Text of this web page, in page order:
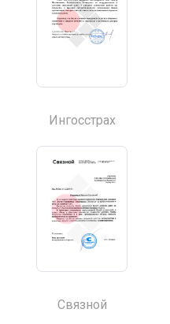
Ингосстрах
Связной